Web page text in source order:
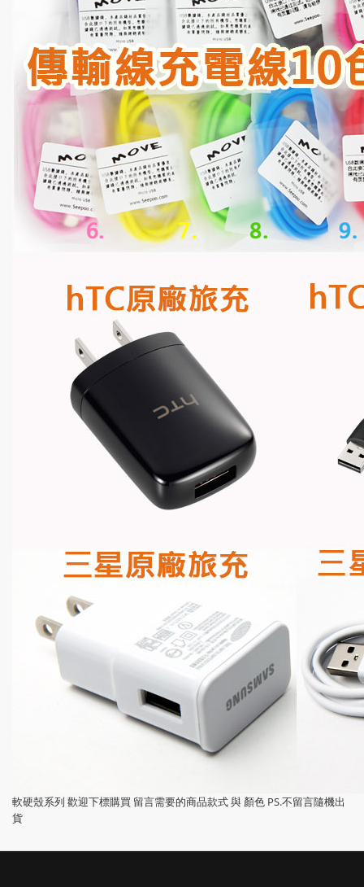
軟硬殼系列 歡迎下標購買 留言需要的商品款式 與 顏色 PS.不留言隨機出
貨